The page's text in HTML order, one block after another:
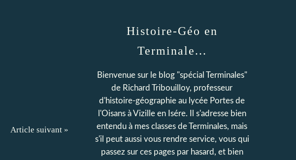
Article suivant »
Histoire-Géo en
Terminale...
Bienvenue sur le blog "spécial Terminales"
de Richard Tribouilloy, professeur
d'histoire-géographie au lycée Portes de
l'Oisans à Vizille en Isére. Il s'adresse bien
entendu à mes classes de Terminales, mais
s'il peut aussi vous rendre service, vous qui
passez sur ces pages par hasard, et bien